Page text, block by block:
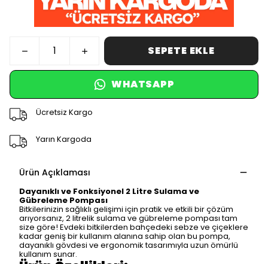
SEPETE EKLE
WHATSAPP
Ücretsiz Kargo
Yarın Kargoda
Ürün Açıklaması
Dayanıklı ve Fonksiyonel 2 Litre Sulama ve
Gübreleme Pompası
Bitkilerinizin sağlıklı gelişimi için pratik ve etkili bir çözüm
arıyorsanız, 2 litrelik sulama ve gübreleme pompası tam
size göre! Evdeki bitkilerden bahçedeki sebze ve çiçeklere
kadar geniş bir kullanım alanına sahip olan bu pompa,
dayanıklı gövdesi ve ergonomik tasarımıyla uzun ömürlü
kullanım sunar.